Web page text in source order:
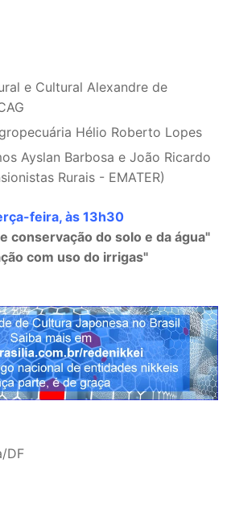
e Cultural Alexandre de
Hélio Roberto Lopes
Ayslan Barbosa e João Ricardo
Rurais - EMATER)
feira, às 13h30
conservação do solo e da água"
com uso do irrigas"
DF